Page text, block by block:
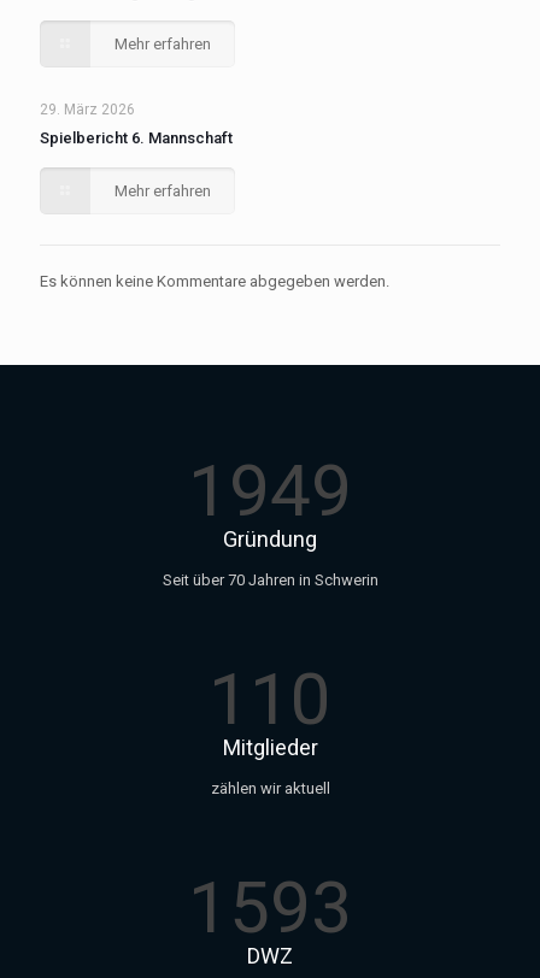
Mehr erfahren
29. März 2026
Spielbericht 6. Mannschaft
Mehr erfahren
Es können keine Kommentare abgegeben werden.
1949
Gründung
Seit über 70 Jahren in Schwerin
110
Mitglieder
zählen wir aktuell
1593
DWZ